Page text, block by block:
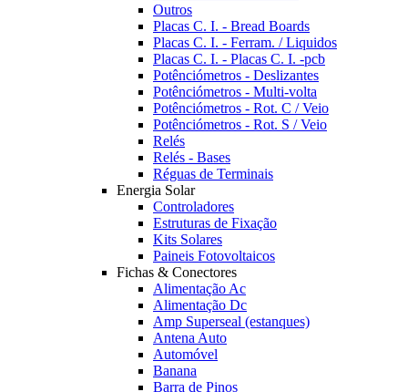
Outros
Placas C. I. - Bread Boards
Placas C. I. - Ferram. / Liquidos
Placas C. I. - Placas C. I. -pcb
Potênciómetros - Deslizantes
Potênciómetros - Multi-volta
Potênciómetros - Rot. C / Veio
Potênciómetros - Rot. S / Veio
Relés
Relés - Bases
Réguas de Terminais
Energia Solar
Controladores
Estruturas de Fixação
Kits Solares
Paineis Fotovoltaicos
Fichas & Conectores
Alimentação Ac
Alimentação Dc
Amp Superseal (estanques)
Antena Auto
Automóvel
Banana
Barra de Pinos